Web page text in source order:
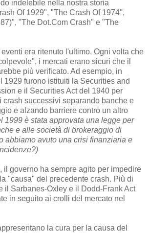
indelebile nella nostra storia
Of 1929", "The Crash Of 1974",
"The Dot.Com Crash" e "The
era ritenuto l'ultimo. Ogni volta che
i mercati erano sicuri che il
più verificato. Ad esempio, in
1929 furono istituiti la Securities and
e il Securities Act del 1940 per
crash successivi separando banche e
e alzando barriere contro un altro
1999 è stata approvata una legge per
e alle società di brokeraggio di
abbiamo avuto una crisi finanziaria e
il governo ha sempre agito per impedire
"causa" del precedente crash. Più di
il Sarbanes-Oxley e il Dodd-Frank Act
in seguito ai crolli del mercato nel
la cura per la causa del